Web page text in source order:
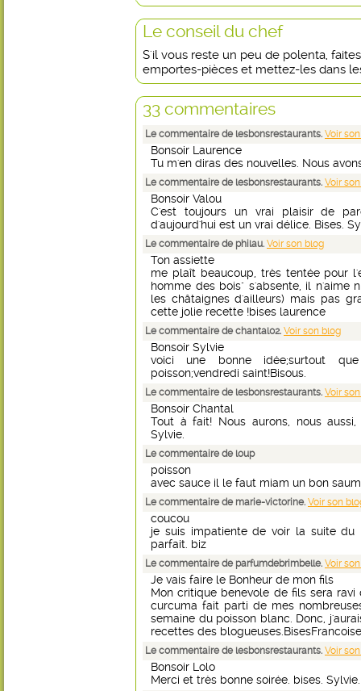
Le conseil du chef
S'il vous reste un peu de polenta,
emportes-pièces et mettez-les dans
33 commentaires
Le commentaire de lesbonsrestaurants. Voir
Bonsoir Laurence
Tu m'en diras des nouvelles. Nous
Le commentaire de lesbonsrestaurants. Voir
Bonsoir Valou
C'est toujours un vrai plaisir de
d'aujourd'hui est un vrai délice. Bises.
Le commentaire de philau. Voir son blog
Ton assiette
me plaît beaucoup, très tentée pour
homme des bois" s'absente, il n'aime
les châtaignes d'ailleurs) mais pas
cette jolie recette !bises laurence
Le commentaire de chantal02. Voir son blog
Bonsoir Sylvie
voici une bonne idée;surtout
poisson;vendredi saint!Bisous.
Le commentaire de lesbonsrestaurants. Voir
Bonsoir Chantal
Tout à fait! Nous aurons, nous
Sylvie.
Le commentaire de loup
poisson
avec sauce il le faut miam un bon
Le commentaire de marie-victorine. Voir son
coucou
je suis impatiente de voir la suite du
parfait. biz
Le commentaire de parfumdebrimbelle. Voir
Je vais faire le Bonheur de mon fils
Mon critique benevole de fils sera
curcuma fait parti de mes
semaine du poisson blanc. Donc,
recettes des blogueuses.BisesFrancoise
Le commentaire de lesbonsrestaurants. Voir
Bonsoir Lolo
Merci et très bonne soirée. bises. Sylvie.